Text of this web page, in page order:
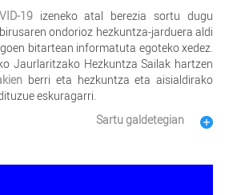
19izeneko atal berezia sortu dugu
ondorioz hezkuntza-jarduera aldi
bitartean informatuta egoteko xedez.
Jaurlaritzako Hezkuntza Sailak hartzen
berri eta hezkuntza eta aisialdirako
eskuragarri.
Sartu galdetegian